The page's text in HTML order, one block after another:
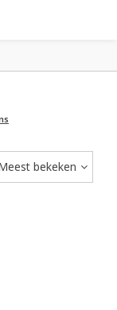
bekeken